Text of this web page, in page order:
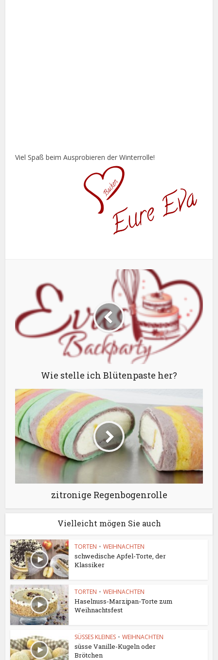
Viel Spaß beim Ausprobieren der Winterrolle!
Wie stelle ich Blütenpaste her?
zitronige Regenbogenrolle
Vielleicht mögen Sie auch
TORTEN • WEIHNACHTEN
schwedische Apfel-Torte, der
Klassiker
TORTEN • WEIHNACHTEN
Haselnuss-Marzipan-Torte zum
Weihnachtsfest
SÜSSES KLEINES • WEIHNACHTEN
süsse Vanille-Kugeln oder
Brötchen